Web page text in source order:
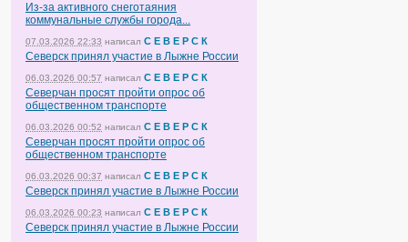
Из-за активного снеготаяния
коммунальные службы города...
07.03.2026 22:33 написал С Е В Е Р С К
Северск принял участие в Лыжне России
06.03.2026 00:57 написал С Е В Е Р С К
Северчан просят пройти опрос об
общественном транспорте
06.03.2026 00:52 написал С Е В Е Р С К
Северчан просят пройти опрос об
общественном транспорте
06.03.2026 00:37 написал С Е В Е Р С К
Северск принял участие в Лыжне России
06.03.2026 00:23 написал С Е В Е Р С К
Северск принял участие в Лыжне России